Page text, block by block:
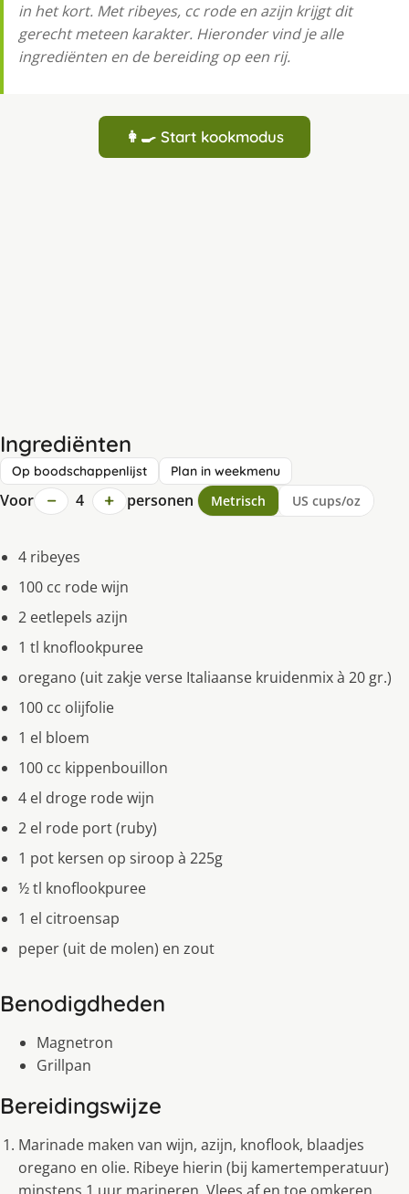
in het kort. Met ribeyes, cc rode en azijn krijgt dit
gerecht meteen karakter. Hieronder vind je alle
ingrediënten en de bereiding op een rij.
👩‍🍳 Start kookmodus
Ingrediënten
Op boodschappenlijst Plan in weekmenu
Voor − 4 + personen Metrisch US cups/oz
4 ribeyes
100 cc rode wijn
2 eetlepels azijn
1 tl knoflookpuree
oregano (uit zakje verse Italiaanse kruidenmix à 20 gr.)
100 cc olijfolie
1 el bloem
100 cc kippenbouillon
4 el droge rode wijn
2 el rode port (ruby)
1 pot kersen op siroop à 225g
½ tl knoflookpuree
1 el citroensap
peper (uit de molen) en zout
Benodigdheden
Magnetron
Grillpan
Bereidingswijze
Marinade maken van wijn, azijn, knoflook, blaadjes
oregano en olie. Ribeye hierin (bij kamertemperatuur)